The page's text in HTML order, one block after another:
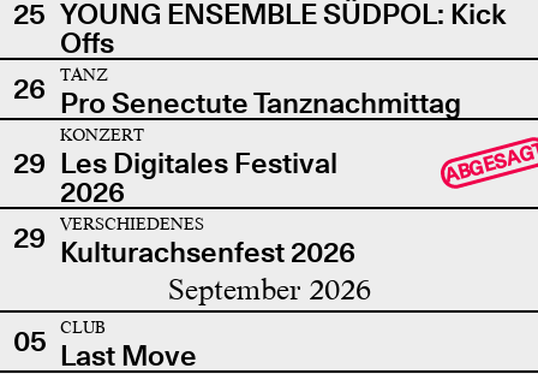
25 YOUNG ENSEMBLE SÜDPOL: Kick
Offs
26
TANZ
Pro Senectute Tanznachmittag
29
KONZERT
Les Digitales Festival
2026
29 VERSCHIEDENES
Kulturachsenfest 2026
September 2026
05 CLUB
Last Move